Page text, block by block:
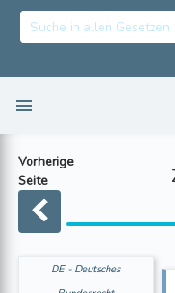
Vorherige
Seite
DE - Deutsches